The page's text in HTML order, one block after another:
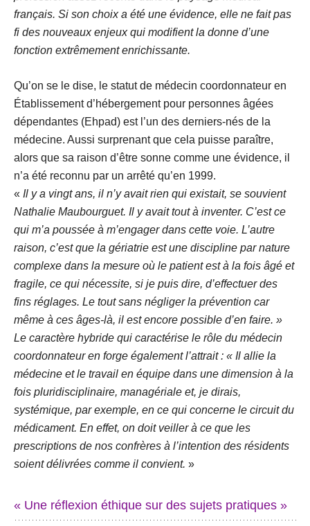
français. Si son choix a été une évidence, elle ne fait pas
fi des nouveaux enjeux qui modifient la donne d’une
fonction extrêmement enrichissante.
Qu’on se le dise, le statut de médecin coordonnateur en
Établissement d’hébergement pour personnes âgées
dépendantes (Ehpad) est l’un des derniers-nés de la
médecine. Aussi surprenant que cela puisse paraître,
alors que sa raison d’être sonne comme une évidence, il
n’a été reconnu par un arrêté qu’en 1999.
« Il y a vingt ans, il n’y avait rien qui existait, se souvient
Nathalie Maubourguet. Il y avait tout à inventer. C’est ce
qui m’a poussée à m’engager dans cette voie. L’autre
raison, c’est que la gériatrie est une discipline par nature
complexe dans la mesure où le patient est à la fois âgé et
fragile, ce qui nécessite, si je puis dire, d’effectuer des
fins réglages. Le tout sans négliger la prévention car
même à ces âges-là, il est encore possible d’en faire. »
Le caractère hybride qui caractérise le rôle du médecin
coordonnateur en forge également l’attrait : « Il allie la
médecine et le travail en équipe dans une dimension à la
fois pluridisciplinaire, managériale et, je dirais,
systémique, par exemple, en ce qui concerne le circuit du
médicament. En effet, on doit veiller à ce que les
prescriptions de nos confrères à l’intention des résidents
soient délivrées comme il convient. »
« Une réflexion éthique sur des sujets pratiques »